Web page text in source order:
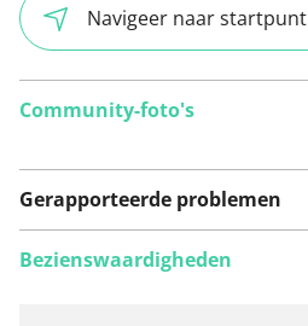
Navigeer naar startpunt
Community-foto's
Gerapporteerde problemen
Bezienswaardigheden